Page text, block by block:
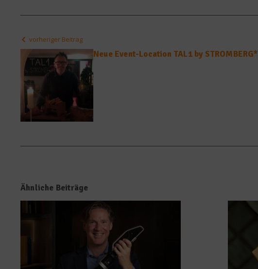
vorheriger Beitrag
Neue Event-Location TAL1 by STROMBERG*
Ähnliche Beiträge